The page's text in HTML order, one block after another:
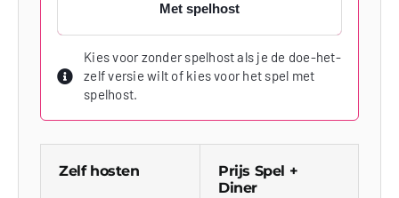
Met spelhost
Kies voor zonder spelhost als je de doe-het-
zelf versie wilt of kies voor het spel met
spelhost.
Zelf hosten
Prijs Spel +
Diner